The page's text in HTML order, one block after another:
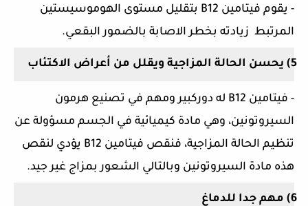
- يقوم فيتامين B12 بتقليل مستوى الهوموسيستين
المرتبط زيادته بخطر الاصابة بالضمور البقعي.
5) يحسن الحالة المزاجية ويقلل من أعراض الاكتئاب
- فيتامين B12 له دوركبير ومهم في تصنيع هرمون
السيروتونين، وهي مادة كيميائية في الجسم مسؤولة عن
تنظيم الحالة المزاجية، فنقص فيتامين B12 يؤدي لنقص
هذه مادة السيروتونين وبالتالي الشعور بمزاج غير جيد.
6) مهم جدا للدماغ